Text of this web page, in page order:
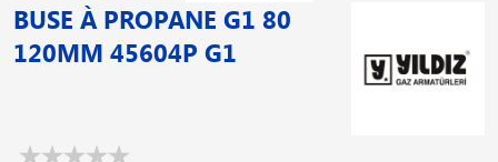
BUSE À PROPANE G1 80
120MM 45604P G1